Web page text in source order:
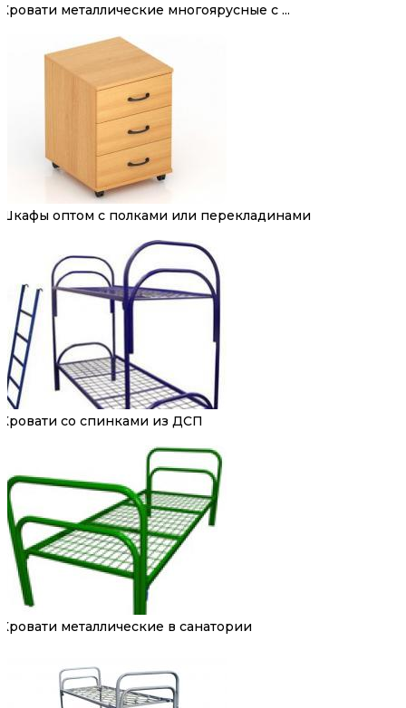
Кровати металлические многоярусные с ...
Шкафы оптом с полками или перекладинами
Кровати со спинками из ДСП
Кровати металлические в санатории